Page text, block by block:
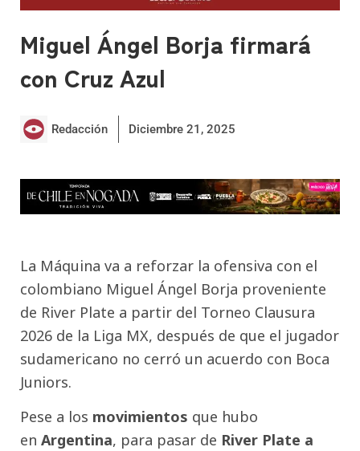
Miguel Ángel Borja firmará
con Cruz Azul
Redacción Diciembre 21, 2025
La Máquina va a reforzar la ofensiva con el
colombiano Miguel Ángel Borja proveniente
de River Plate a partir del Torneo Clausura
2026 de la Liga MX, después de que el jugador
sudamericano no cerró un acuerdo con Boca
Juniors.
Pese a los movimientos que hubo
en Argentina, para pasar de River Plate a